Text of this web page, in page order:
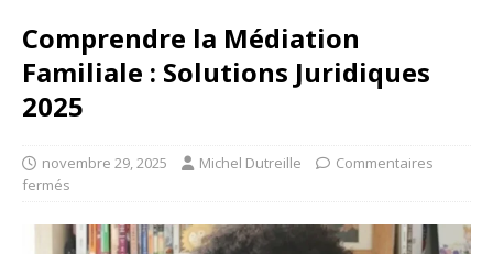
Comprendre la Médiation
Familiale : Solutions Juridiques
2025
novembre 29, 2025 Michel Dutreille
Commentaires
fermés